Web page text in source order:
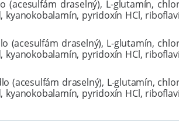
draselný), L-glutamín,
pyridoxín HCl,
(acesulfám draselný), L-glutamín,
pyridoxín HCl,
(acesulfám draselný), L-glutamín,
pyridoxín HCl,